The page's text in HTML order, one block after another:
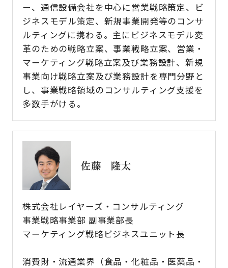
ー、通信設備会社を中心に営業戦略策定、ビ
ジネスモデル策定、新規事業開発等のコンサ
ルティングに携わる。主にビジネスモデル変
革のための戦略立案、事業戦略立案、営業・
マーケティング戦略立案及び業務設計、新規
事業向け戦略立案及び業務設計を専門分野と
し、事業戦略領域のコンサルティング支援を
多数手がける。
佐藤 隆太
株式会社レイヤーズ・コンサルティング
事業戦略事業部 副事業部長
マーケティング戦略ビジネスユニット長
消費財・流通業界（食品・化粧品・医薬品・